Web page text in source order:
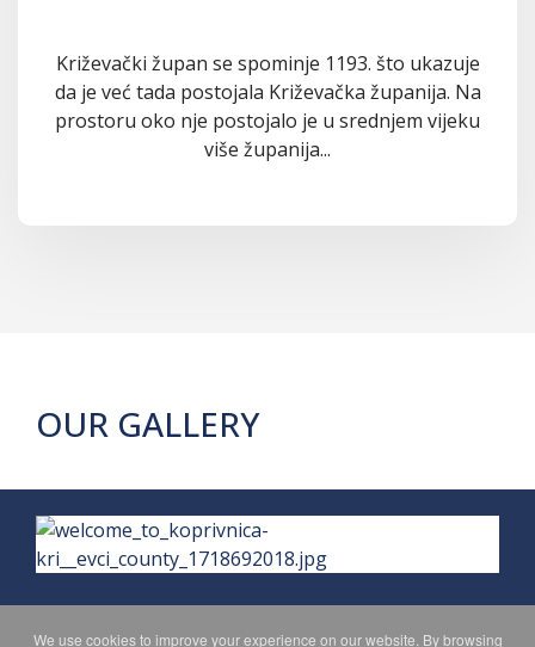
Križevački župan se spominje 1193. što ukazuje
da je već tada postojala Križevačka županija. Na
prostoru oko nje postojalo je u srednjem vijeku
više županija...
OUR GALLERY
We use cookies to improve your experience on our website. By browsing